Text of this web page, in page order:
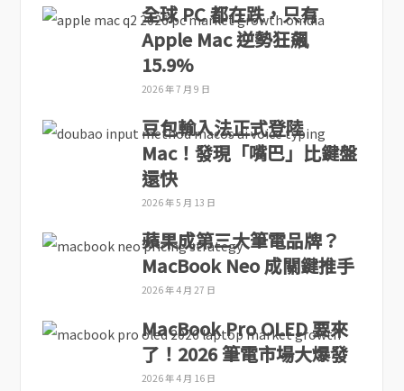
全球 PC 都在跌，只有
Apple Mac 逆勢狂飆
15.9%
2026 年 7 月 9 日
豆包輸入法正式登陸
Mac！發現「嘴巴」比鍵盤
還快
2026 年 5 月 13 日
蘋果成第三大筆電品牌？
MacBook Neo 成關鍵推手
2026 年 4 月 27 日
MacBook Pro OLED 要來
了！2026 筆電市場大爆發
2026 年 4 月 16 日